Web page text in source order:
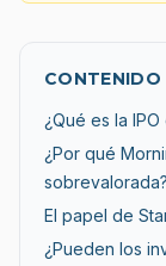
CONTENIDO
¿Qué es la
¿Por qué
sobrevalorada?
El papel de
¿Pueden los